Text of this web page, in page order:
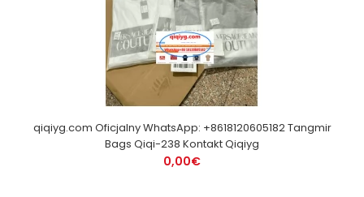
qiqiyg.com Oficjalny WhatsApp: +8618120605182 Tangmir
Bags Qiqi-238 Kontakt Qiqiyg
0,00€